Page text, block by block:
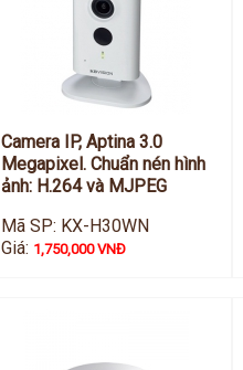
Camera IP, Aptina 3.0
Megapixel. Chuẩn nén hình
ảnh: H.264 và MJPEG
Mã SP: KX-H30WN
Giá: 1,750,000 VNĐ